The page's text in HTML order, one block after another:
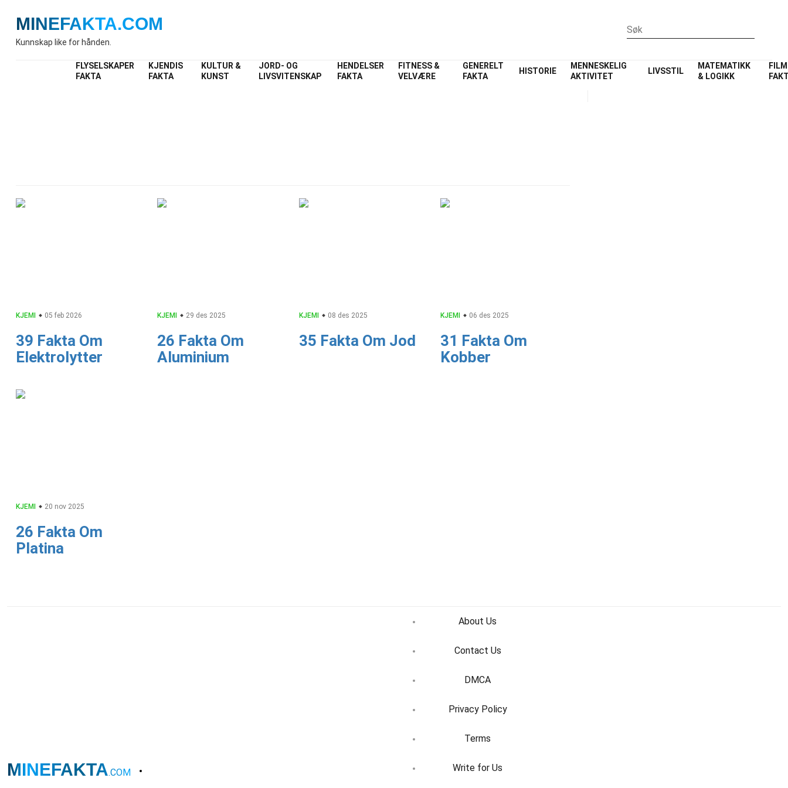
MINEFAKTA.COM
Kunnskap like for hånden.
FLYSELSKAPER
FAKTA
KJENDIS
FAKTA
KULTUR &
KUNST
JORD- OG
LIVSVITENSKAP
HENDELSER
FAKTA
FITNESS &
VELVÆRE
GENERELT
FAKTA
HISTORIE
MENNESKELIG
AKTIVITET
LIVSSTIL
MATEMATIKK
& LOGIKK
FILM
KJEMI 05 feb 2026
39 Fakta Om
Elektrolytter
KJEMI 29 des 2025
26 Fakta Om
Aluminium
KJEMI 08 des 2025
35 Fakta Om Jod
KJEMI 06 des 2025
31 Fakta Om
Kobber
KJEMI 20 nov 2025
26 Fakta Om
Platina
MINEFAKTA.COM
About Us
Contact Us
DMCA
Privacy Policy
Terms
Write for Us